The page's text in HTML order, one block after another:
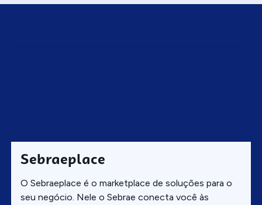
Sebraeplace
O Sebraeplace é o marketplace de soluções para o
seu negócio. Nele o Sebrae conecta você às